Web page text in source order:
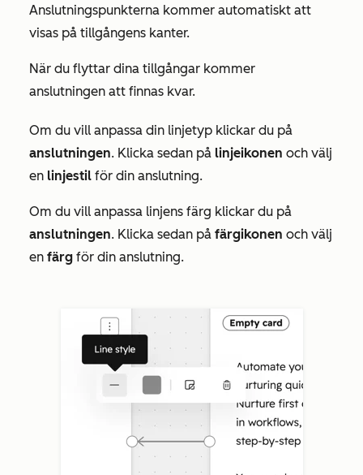
Anslutningspunkterna kommer automatiskt att
visas på tillgångens kanter.
När du flyttar dina tillgångar kommer
anslutningen att finnas kvar.
Om du vill anpassa din linjetyp klickar du på
anslutningen. Klicka sedan på linjeikonen och välj
en linjestil för din anslutning.
Om du vill anpassa linjens färg klickar du på
anslutningen. Klicka sedan på färgikonen och välj
en färg för din anslutning.